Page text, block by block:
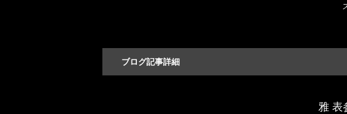
ブログ記事詳細
雅 表